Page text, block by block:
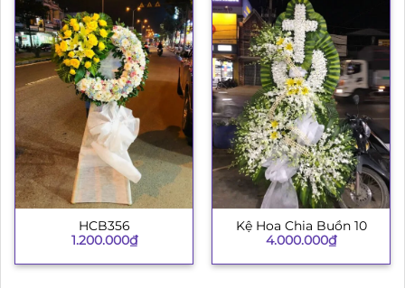
HCB356
1.200.000₫
Kệ Hoa Chia Buồn 10
4.000.000₫